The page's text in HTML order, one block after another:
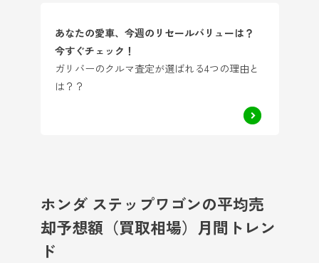
あなたの愛車、今週のリセールバリューは？
今すぐチェック！
ガリバーのクルマ査定が選ばれる4つの理由と
は？？
ホンダ ステップワゴンの平均売
却予想額（買取相場）月間トレン
ド